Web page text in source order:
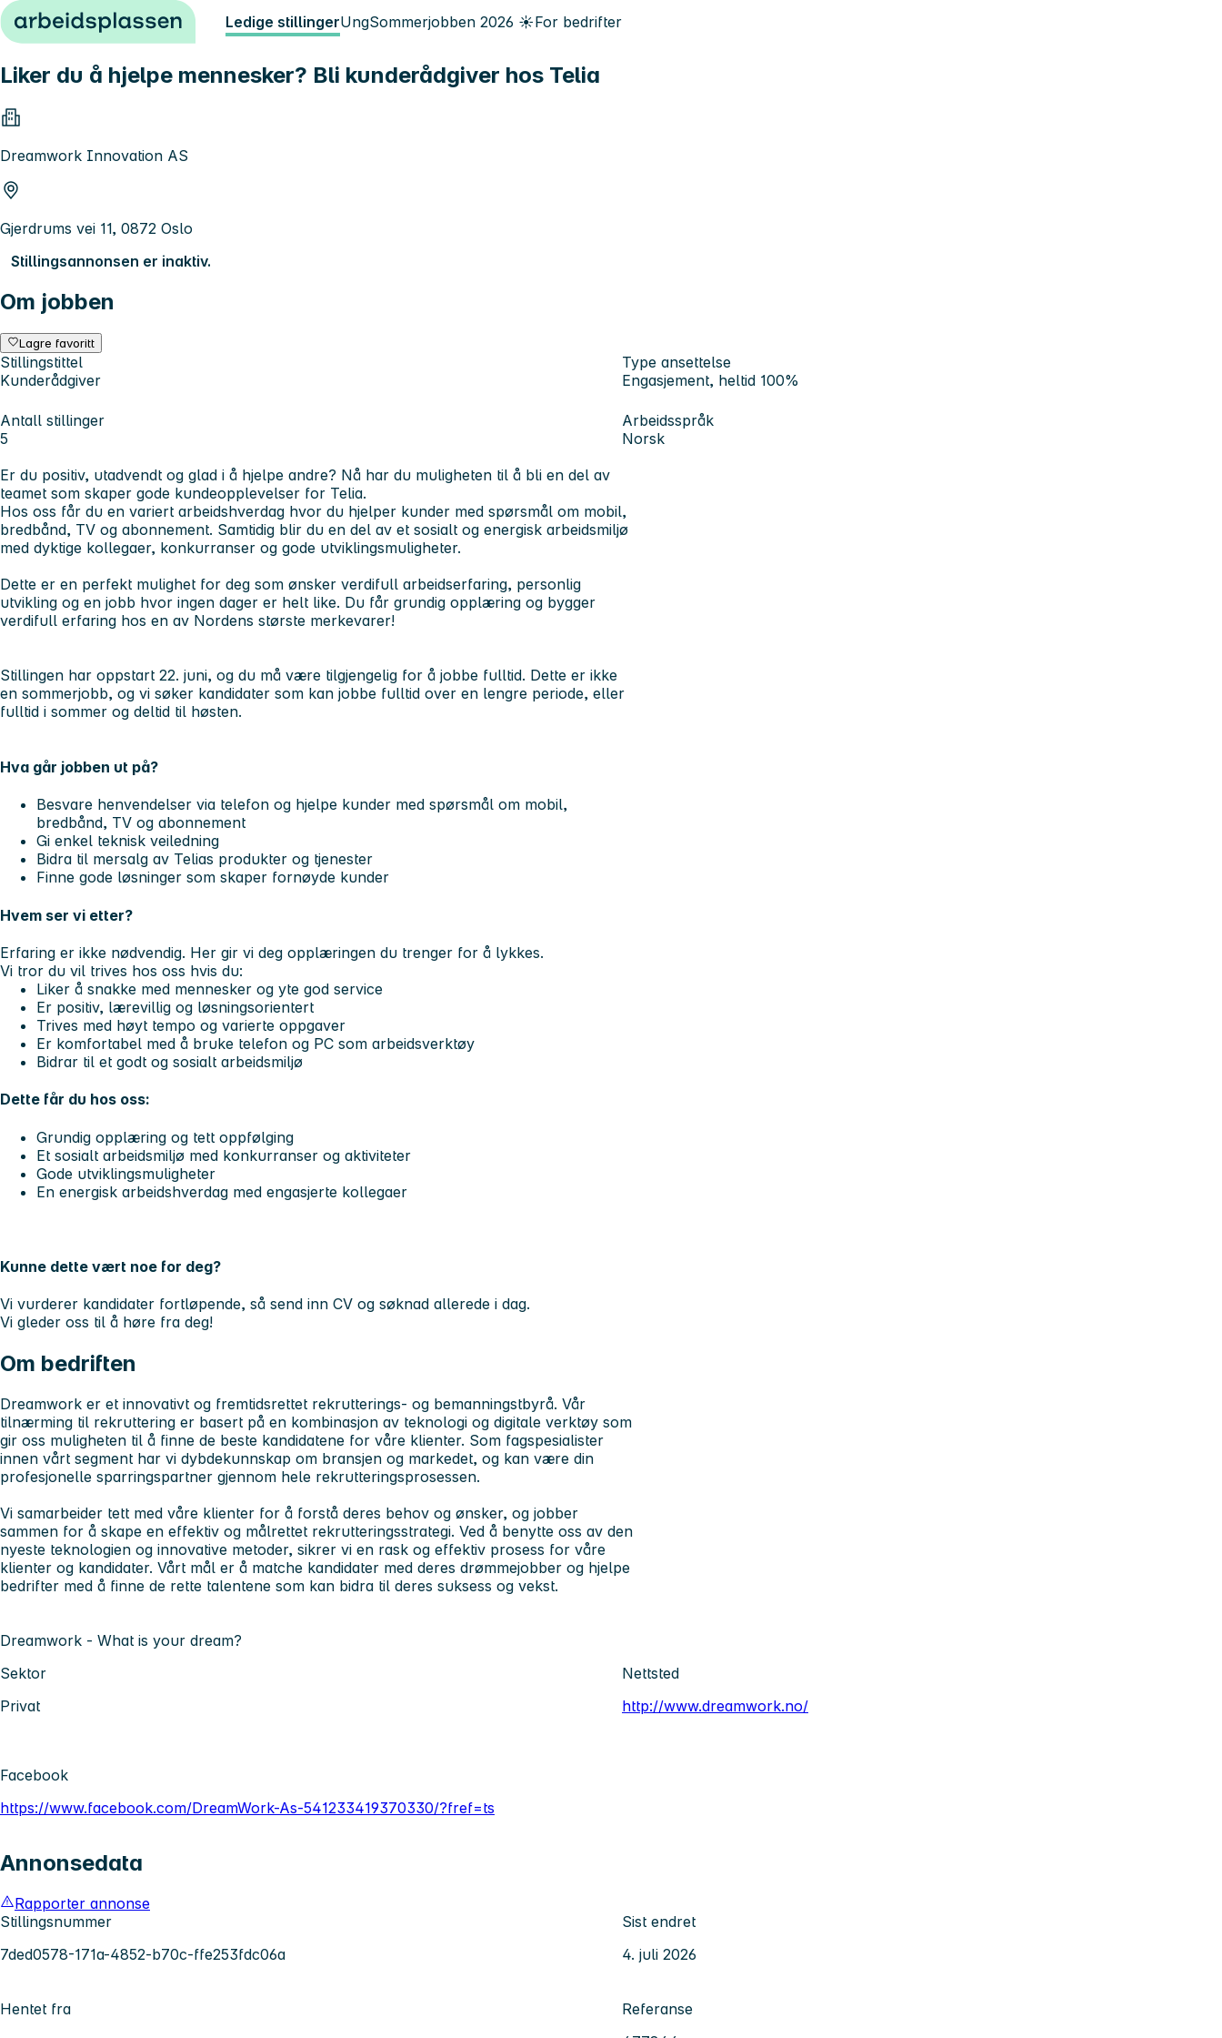
Hopp til innhold Ledige stillingerUngSommerjobben 2026 ☀️For bedrifter
Liker du å hjelpe mennesker? Bli kunderådgiver hos Telia
Dreamwork Innovation AS
Gjerdrums vei 11, 0872 Oslo
Stillingsannonsen er inaktiv.
Om jobben
Lagre favoritt
Stillingstittel
Kunderådgiver
Type ansettelse
Engasjement, heltid 100%
Antall stillinger
5
Arbeidsspråk
Norsk
Er du positiv, utadvendt og glad i å hjelpe andre? Nå har du muligheten til å bli en del av
teamet som skaper gode kundeopplevelser for Telia.
Hos oss får du en variert arbeidshverdag hvor du hjelper kunder med spørsmål om mobil,
bredbånd, TV og abonnement. Samtidig blir du en del av et sosialt og energisk arbeidsmiljø
med dyktige kollegaer, konkurranser og gode utviklingsmuligheter.
Dette er en perfekt mulighet for deg som ønsker verdifull arbeidserfaring, personlig
utvikling og en jobb hvor ingen dager er helt like. Du får grundig opplæring og bygger
verdifull erfaring hos en av Nordens største merkevarer!
Stillingen har oppstart 22. juni, og du må være tilgjengelig for å jobbe fulltid. Dette er ikke
en sommerjobb, og vi søker kandidater som kan jobbe fulltid over en lengre periode, eller
fulltid i sommer og deltid til høsten.
Hva går jobben ut på?
Besvare henvendelser via telefon og hjelpe kunder med spørsmål om mobil,
bredbånd, TV og abonnement
Gi enkel teknisk veiledning
Bidra til mersalg av Telias produkter og tjenester
Finne gode løsninger som skaper fornøyde kunder
Hvem ser vi etter?
Erfaring er ikke nødvendig. Her gir vi deg opplæringen du trenger for å lykkes.
Vi tror du vil trives hos oss hvis du:
Liker å snakke med mennesker og yte god service
Er positiv, lærevillig og løsningsorientert
Trives med høyt tempo og varierte oppgaver
Er komfortabel med å bruke telefon og PC som arbeidsverktøy
Bidrar til et godt og sosialt arbeidsmiljø
Dette får du hos oss:
Grundig opplæring og tett oppfølging
Et sosialt arbeidsmiljø med konkurranser og aktiviteter
Gode utviklingsmuligheter
En energisk arbeidshverdag med engasjerte kollegaer
Kunne dette vært noe for deg?
Vi vurderer kandidater fortløpende, så send inn CV og søknad allerede i dag.
Vi gleder oss til å høre fra deg!
Om bedriften
Dreamwork er et innovativt og fremtidsrettet rekrutterings- og bemanningstbyrå. Vår
tilnærming til rekruttering er basert på en kombinasjon av teknologi og digitale verktøy som
gir oss muligheten til å finne de beste kandidatene for våre klienter. Som fagspesialister
innen vårt segment har vi dybdekunnskap om bransjen og markedet, og kan være din
profesjonelle sparringspartner gjennom hele rekrutteringsprosessen.
Vi samarbeider tett med våre klienter for å forstå deres behov og ønsker, og jobber
sammen for å skape en effektiv og målrettet rekrutteringsstrategi. Ved å benytte oss av den
nyeste teknologien og innovative metoder, sikrer vi en rask og effektiv prosess for våre
klienter og kandidater. Vårt mål er å matche kandidater med deres drømmejobber og hjelpe
bedrifter med å finne de rette talentene som kan bidra til deres suksess og vekst.
Dreamwork - What is your dream?
Sektor
Privat
Nettsted
http://www.dreamwork.no/
Facebook
https://www.facebook.com/DreamWork-As-541233419370330/?fref=ts
Annonsedata
Rapporter annonse
Stillingsnummer
7ded0578-171a-4852-b70c-ffe253fdc06a
Sist endret
4. juli 2026
Hentet fra
Referanse